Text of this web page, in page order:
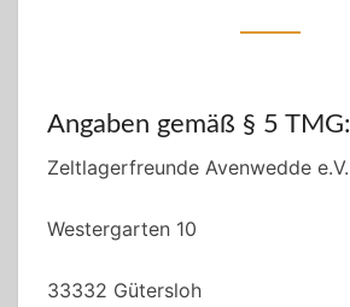
Angaben gemäß § 5 TMG:
Zeltlagerfreunde Avenwedde e.V.
Westergarten 10
33332 Gütersloh